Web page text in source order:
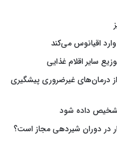
اقیانوس می‌کند
سایر اقلام غذایی
غیرضروری پیشگیری
تشخیص داده شود
در دوران شیردهی مجاز است؟